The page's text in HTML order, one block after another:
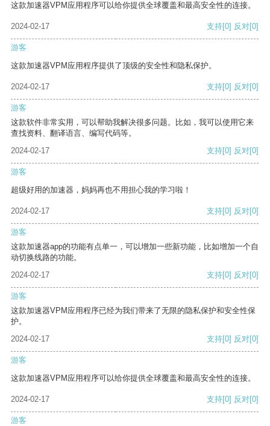
这款加速器VPM应用程序可以给你提供全球覆盖和最高安全性的连接。
2024-02-17 支持[0] 反对[0]
游客
这款加速器VPM应用程序提供了顶级的安全性和隐私保护。
2024-02-17 支持[0] 反对[0]
游客
这款软件非常实用，可以帮助我解决很多问题。比如，我可以使用它来
查找资料、翻译语言、编写代码等。
2024-02-17
支持[0] 反对[0]
游客
超级好用的加速器，妈妈再也不用担心我的学习啦！
2024-02-17 支持[0] 反对[0]
游客
这款加速器app的功能有点单一，可以增加一些新功能，比如增加一个自
动切换线路的功能。
2024-02-17
支持[0] 反对[0]
游客
这款加速器VPM应用程序已经为我们带来了无限的隐私保护和安全性保
护。
2024-02-17
支持[0] 反对[0]
游客
这款加速器VPM应用程序可以给你提供全球覆盖和最高安全性的连接。
2024-02-17 支持[0] 反对[0]
游客